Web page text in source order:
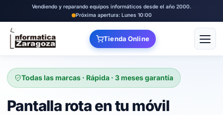
Vendiendo y reparando equipos informáticos desde el año 2000.
Próxima apertura: Lunes 10:00
Tienda Online Abrir
Todas las marcas · Rápida · 3 meses garantía
Pantalla rota en tu móvil